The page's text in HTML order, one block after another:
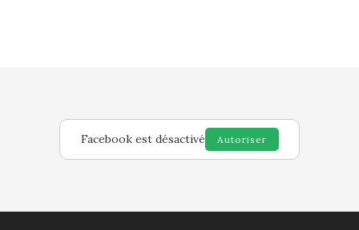
Facebook est désactivé Autoriser